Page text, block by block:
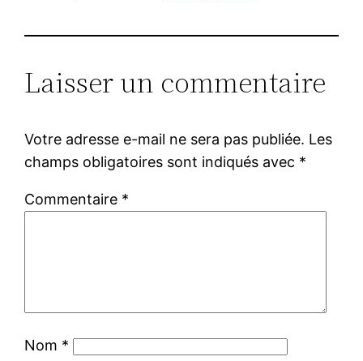
Laisser un commentaire
Votre adresse e-mail ne sera pas publiée. Les
champs obligatoires sont indiqués avec *
Commentaire *
Nom *